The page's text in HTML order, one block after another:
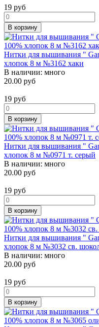
19 руб
В корзину
Нитки для вышивания "
хлопок 8 м №3162 хаки
В наличии: много
20.00 руб
19 руб
В корзину
Нитки для вышивания "
хлопок 8 м №0971 т. серый
В наличии: много
20.00 руб
19 руб
В корзину
Нитки для вышивания "
хлопок 8 м №3032 св.
В наличии: много
20.00 руб
19 руб
В корзину